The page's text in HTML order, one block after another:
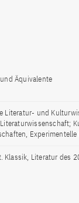
Äquivalente
Literatur- und
Klassik, Literatur des